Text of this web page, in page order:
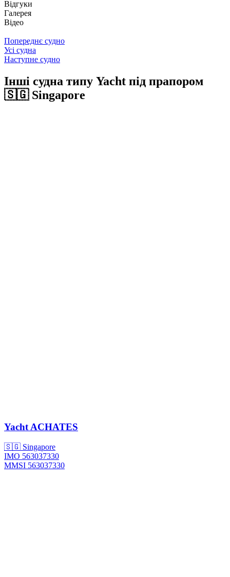
Відгуки
Галерея
Відео
Попереднє судно
Усі судна
Наступне судно
Інші судна типу Yacht під прапором
🇸🇬 Singapore
YachtACHATES
🇸🇬 Singapore
IMO 563037330
MMSI 563037330